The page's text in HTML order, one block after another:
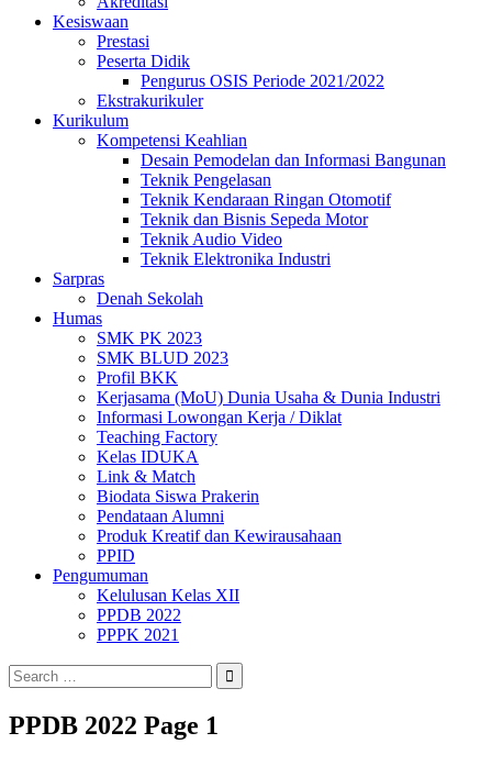
Kesiswaan
Prestasi
Peserta Didik
Pengurus OSIS Periode 2021/2022
Ekstrakurikuler
Kurikulum
Kompetensi Keahlian
Desain Pemodelan dan Informasi Bangunan
Teknik Pengelasan
Teknik Kendaraan Ringan Otomotif
Teknik dan Bisnis Sepeda Motor
Teknik Audio Video
Teknik Elektronika Industri
Sarpras
Denah Sekolah
Humas
SMK PK 2023
SMK BLUD 2023
Profil BKK
Kerjasama (MoU) Dunia Usaha & Dunia Industri
Informasi Lowongan Kerja / Diklat
Teaching Factory
Kelas IDUKA
Link & Match
Biodata Siswa Prakerin
Pendataan Alumni
Produk Kreatif dan Kewirausahaan
PPID
Pengumuman
Kelulusan Kelas XII
PPDB 2022
PPPK 2021
Search
for:
PPDB 2022 Page 1